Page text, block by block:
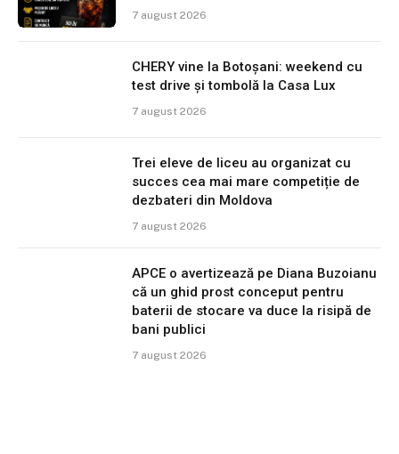
7 august 2026
CHERY vine la Botoșani: weekend cu
test drive și tombolă la Casa Lux
7 august 2026
Trei eleve de liceu au organizat cu
succes cea mai mare competiție de
dezbateri din Moldova
7 august 2026
APCE o avertizează pe Diana Buzoianu
că un ghid prost conceput pentru
baterii de stocare va duce la risipă de
bani publici
7 august 2026